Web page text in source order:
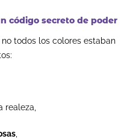
código secreto de poder
todos los colores estaban
realeza,